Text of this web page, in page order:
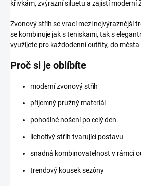
křivkám, zvýrazní siluetu a zajistí moderní
Zvonový střih se vrací mezi nejvýraznější
se kombinuje jak s teniskami, tak s
využijete pro každodenní outfity, do města
Proč si je oblíbíte
moderní zvonový střih
příjemný pružný materiál
pohodlné nošení po celý den
lichotivý střih tvarující postavu
snadná kombinovatelnost v rámci
trendový kousek sezóny